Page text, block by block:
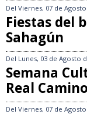
Del Viernes, 07 de
Fiestas del
Sahagún
Del Lunes, 03 de Agosto
Semana
Real Camino
Del Viernes, 07 de